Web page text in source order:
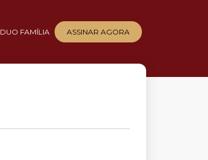
DUO FAMÍLIA ASSINAR AGORA